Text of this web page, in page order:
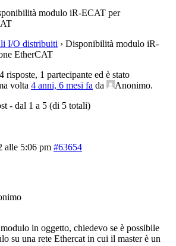
modulo iR-ECAT per
I/O distribuiti › Disponibilità modulo iR-
EtherCAT
risposte, 1 partecipante ed è stato
volta 4 anni, 6 mesi fa da Anonimo.
- dal 1 a 5 (di 5 totali)
alle 5:06 pm #63654
in oggetto, chiedevo se è possibile
su una rete Ethercat in cui il master è un